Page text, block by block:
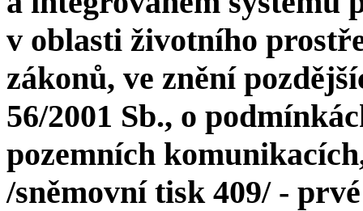
v oblasti životního
zákonů, ve znění
56/2001 Sb., o
pozemních
/sněmovní tisk 409/ -